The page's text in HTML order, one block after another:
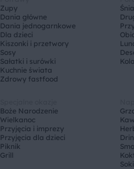
Zupy
Dania główne
Dania jednogarnkowe
Dla dzieci
Kiszonki i przetwory
Sosy
Sałatki i surówki
Kuchnie świata
Zdrowy fastfood
Boże Narodzenie
Wielkanoc
Przyjęcia i imprezy
Przyjęcia dla dzieci
Piknik
Grill
Soki